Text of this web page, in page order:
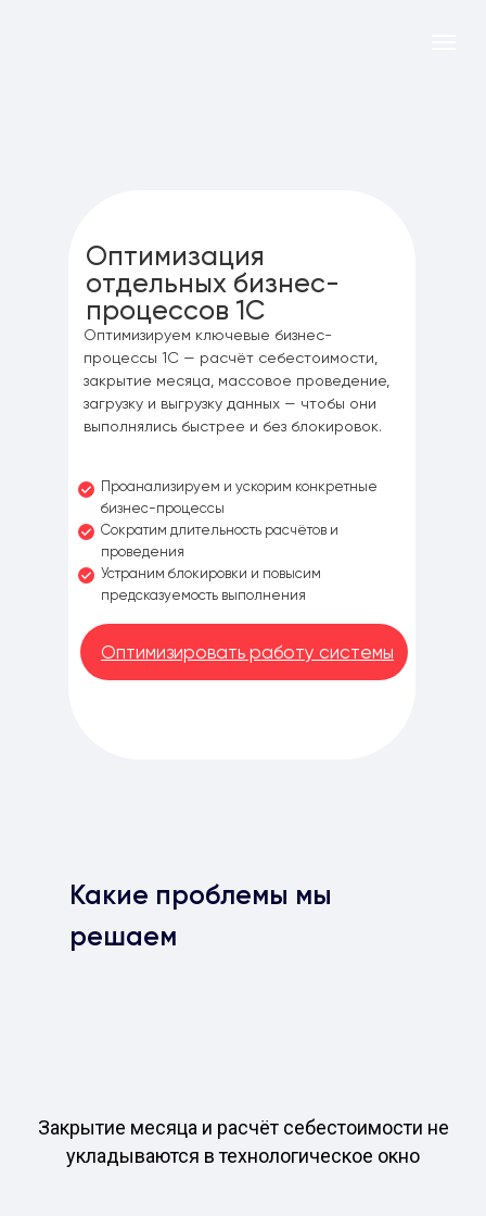
Проанализируем и ускорим конкретные
бизнес-процессы
Сократим длительность расчётов и
проведения
Устраним блокировки и повысим
предсказуемость выполнения
Оптимизация
отдельных бизнес-
процессов 1С
Оптимизируем ключевые бизнес-
процессы 1С — расчёт себестоимости,
закрытие месяца, массовое проведение,
загрузку и выгрузку данных — чтобы они
выполнялись быстрее и без блокировок.
Оптимизировать работу системы
Какие проблемы мы
решаем
Закрытие месяца и расчёт себестоимости не
укладываются в технологическое окно